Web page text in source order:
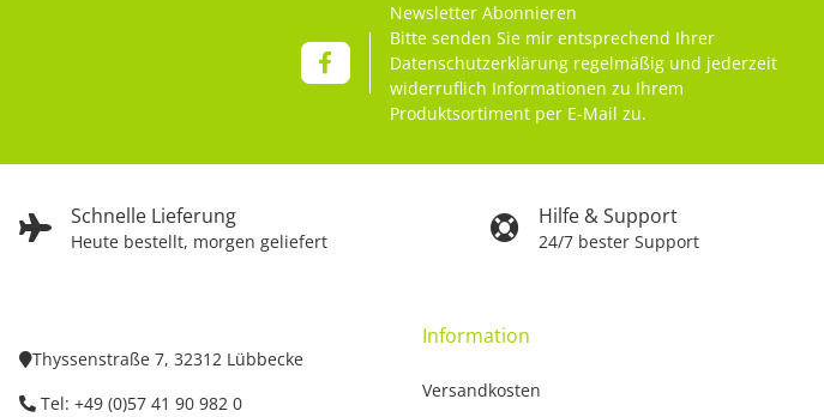
Schnelle Lieferung
Heute bestellt, morgen geliefert
Hilfe & Support
24/7 bester Support
Newsletter Abonnieren
Bitte senden Sie mir entsprechend Ihrer
Datenschutzerklärung regelmäßig und jederzeit
widerruflich Informationen zu Ihrem
Produktsortiment per E-Mail zu.
Thyssenstraße 7, 32312 Lübbecke
Tel: +49 (0)57 41 90 982 0
Information
Versandkosten